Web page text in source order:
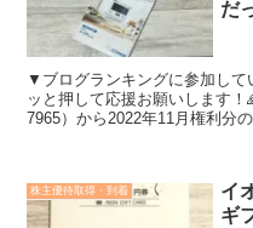
だ
▼ブログランキングに参加して
ッと押して応援お願いします！
7965）から2022年11月権利分
株主優待取得・到着
イ
ギ